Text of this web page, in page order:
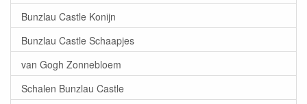
Bunzlau Castle Konijn
Bunzlau Castle Schaapjes
van Gogh Zonnebloem
Schalen Bunzlau Castle